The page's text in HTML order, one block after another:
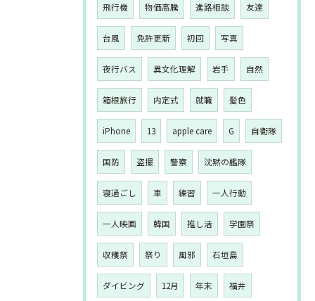
飛行機 物価高騰 進路相談 友達
台風 免許更新 初回 写真
夜行バス 異文化理解 岩手 自然
箱根旅行 内定式 就職 髪色
iPhone 13 apple care G 自衛隊
国防 盗撮 警察 沈黙の艦隊
寝過ごし 車 練習 一人行動
一人映画 韓国 推し活 学園祭
収穫祭 祭り 風邪 石垣島
ダイビング 12月 年末 福井